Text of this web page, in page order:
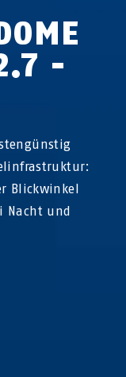
-
Blickwinkel
Nacht und